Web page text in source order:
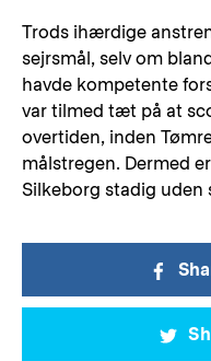
Trods ihærdige
sejrsmål, selv om
havde kompetente
var tilmed tæt på at
overtiden, inden
målstregen. Dermed
Silkeborg stadig uden